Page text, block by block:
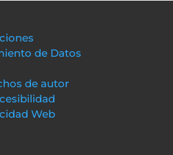
de Datos
de autor
Web